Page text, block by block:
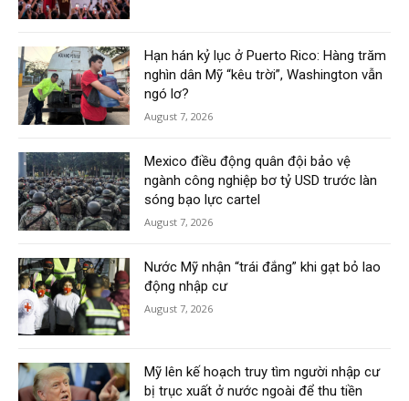
Hạn hán kỷ lục ở Puerto Rico: Hàng trăm
nghìn dân Mỹ “kêu trời”, Washington vẫn
ngó lơ?
August 7, 2026
Mexico điều động quân đội bảo vệ
ngành công nghiệp bơ tỷ USD trước làn
sóng bạo lực cartel
August 7, 2026
Nước Mỹ nhận “trái đắng” khi gạt bỏ lao
động nhập cư
August 7, 2026
Mỹ lên kế hoạch truy tìm người nhập cư
bị trục xuất ở nước ngoài để thu tiền